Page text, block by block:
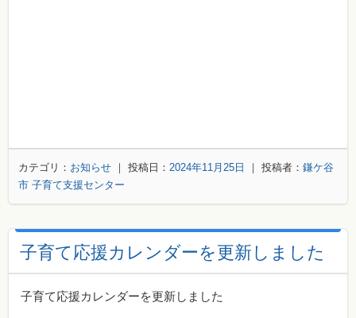
カテゴリ： お知らせ ｜ 投稿日： 2024年11月25日 ｜ 投稿者： 鎌ケ谷
市 子育て支援センター
子育て応援カレンダーを更新しました
子育て応援カレンダーを更新しました